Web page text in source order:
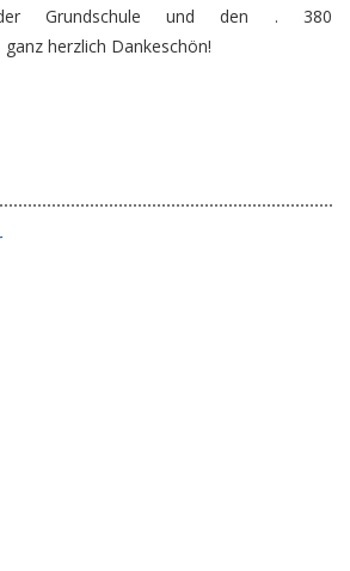
Grundschule und den . 380
herzlich Dankeschön!